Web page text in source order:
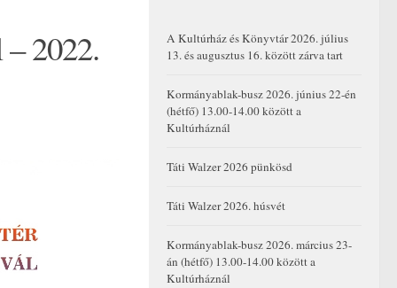
2022.
A Kultúrház és Könyvtár 2026. július
13. és augusztus 16. között zárva tart
Kormányablak-busz 2026. június 22-én
(hétfő) 13.00-14.00 között a
Kultúrháznál
Táti Walzer 2026 pünkösd
Táti Walzer 2026. húsvét
Kormányablak-busz 2026. március 23-
án (hétfő) 13.00-14.00 között a
Kultúrháznál